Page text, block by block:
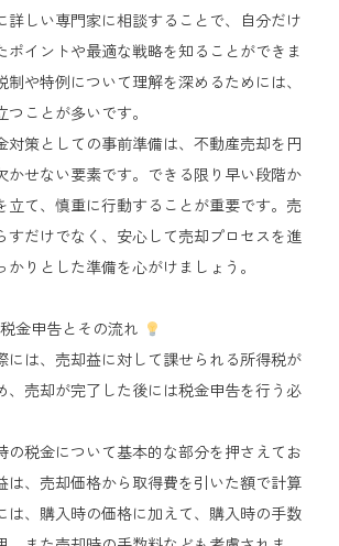
詳しい専門家に相談することで、自分だけ
ポイントや最適な戦略を知ることができま
や特例について理解を深めるためには、
ことが多いです。
対策としての事前準備は、不動産売却を円
かせない要素です。できる限り早い段階か
立て、慎重に行動することが重要です。売
すだけでなく、安心して売却プロセスを進
りとした準備を心がけましょう。
金申告とその流れ
には、売却益に対して課せられる所得税が
、売却が完了した後には税金申告を行う必
の税金について基本的な部分を押さえてお
は、売却価格から取得費を引いた額で計算
は、購入時の価格に加えて、購入時の手数